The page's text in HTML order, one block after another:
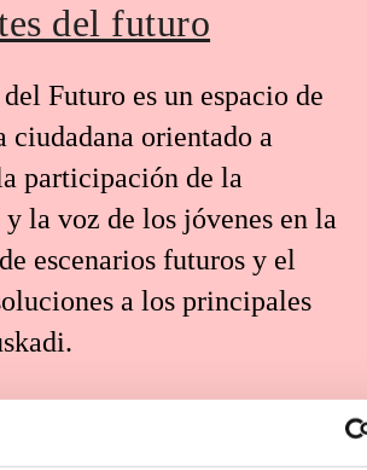
del futuro
Futuro es un espacio de
ciudadana orientado a
participación de la
la voz de los jóvenes en la
escenarios futuros y el
a los principales